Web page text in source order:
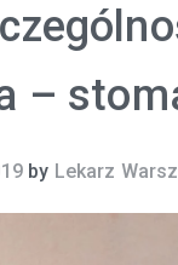
–
by Lekarz